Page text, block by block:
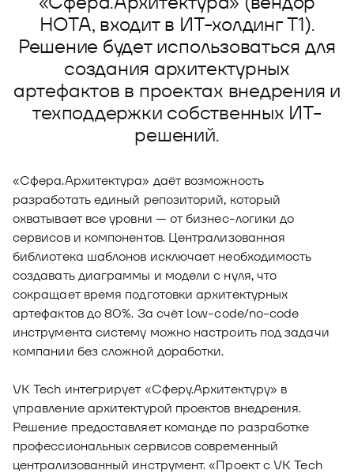
Новости
Блог
Видео и аудио
Документы
Юнион - решение для автоматизации
рекрутмента
О решении
Кейсы клиентов
Калькулятор выгоды
Новости и публикации
Пилотный проект
Документы
Оазис - платформа для автоматизации
управления рисками
НОТА, входит в ИТ-холдинг Т1).
Решение будет использоваться для
создания архитектурных
артефактов в проектах внедрения и
техподдержки собственных ИТ-
решений.
«Сфера.Архитектура» даёт возможность
разработать единый репозиторий, который
охватывает все уровни — от бизнес-логики до
сервисов и компонентов. Централизованная
библиотека шаблонов исключает необходимость
создавать диаграммы и модели с нуля, что
сокращает время подготовки архитектурных
артефактов до 80%. За счёт low-code/no-code
инструмента систему можно настроить под задачи
компании без сложной доработки.
VK Tech интегрирует «Сферу.Архитектуру» в
управление архитектурой проектов внедрения.
Решение предоставляет команде по разработке
профессиональных сервисов современный
централизованный инструмент. «Проект с VK Tech